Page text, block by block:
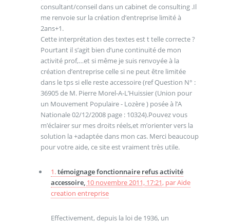
consultant/conseil dans un cabinet de consulting .Il
me renvoie sur la création d’entreprise limité à
2ans+1.
Cette interprétation des textes est t telle correcte ?
Pourtant il s’agit bien d’une continuité de mon
activité prof,…et si même je suis renvoyée à la
création d’entreprise celle si ne peut être limitée
dans le tps si elle reste accessoire (ref Question N° :
36905 de M. Pierre Morel-A-L’Huissier (Union pour
un Mouvement Populaire - Lozère ) posée à l’A
Nationale 02/12/2008 page : 10324).Pouvez vous
m’éclairer sur mes droits réels,et m’orienter vers la
solution la +adaptée dans mon cas. Merci beaucoup
pour votre aide, ce site est vraiment très utile.
1.témoignage fonctionnaire refus activité
accessoire, 10 novembre 2011, 17:21, parAide
creation entreprise
Effectivement, depuis la loi de 1936, un